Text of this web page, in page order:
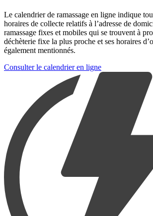
Le calendrier de ramassage en ligne indique
horaires de collecte relatifs à l’adresse de
ramassage fixes et mobiles qui se trouvent à
déchèterie fixe la plus proche et ses horaires
également mentionnés.
Consulter le calendrier en ligne